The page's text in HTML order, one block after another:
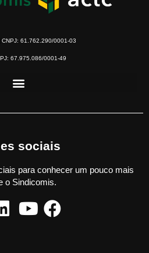
CNPJ: 61.762.290/0001-03
67.975.086/0001-49
sociais
para conhecer um pouco mais
o Sindicomis.